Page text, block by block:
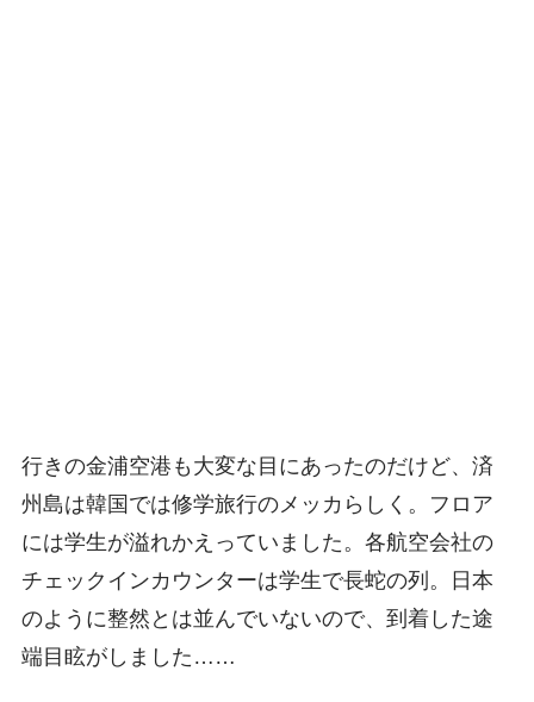
行きの金浦空港も大変な目にあったのだけど、済
州島は韓国では修学旅行のメッカらしく。フロア
には学生が溢れかえっていました。各航空会社の
チェックインカウンターは学生で長蛇の列。日本
のように整然とは並んでいないので、到着した途
端目眩がしました……